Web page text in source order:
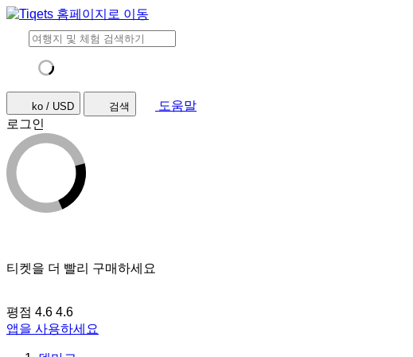
ko / USD 검색
도움말
로그인
티켓을 더 빨리 구매하세요
평점 4.6 4.6
앱을 사용하세요